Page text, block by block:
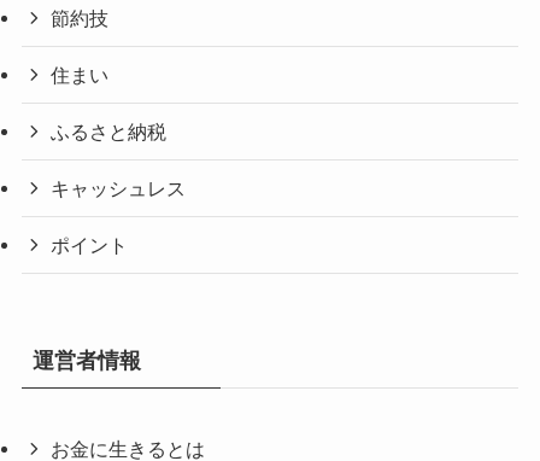
節約技
住まい
ふるさと納税
キャッシュレス
ポイント
運営者情報
お金に生きるとは